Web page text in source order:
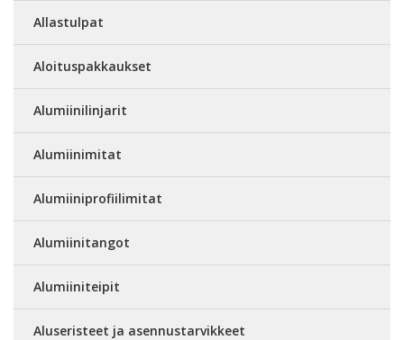
Allastulpat
Aloituspakkaukset
Alumiinilinjarit
Alumiinimitat
Alumiiniprofiilimitat
Alumiinitangot
Alumiiniteipit
Aluseristeet ja asennustarvikkeet